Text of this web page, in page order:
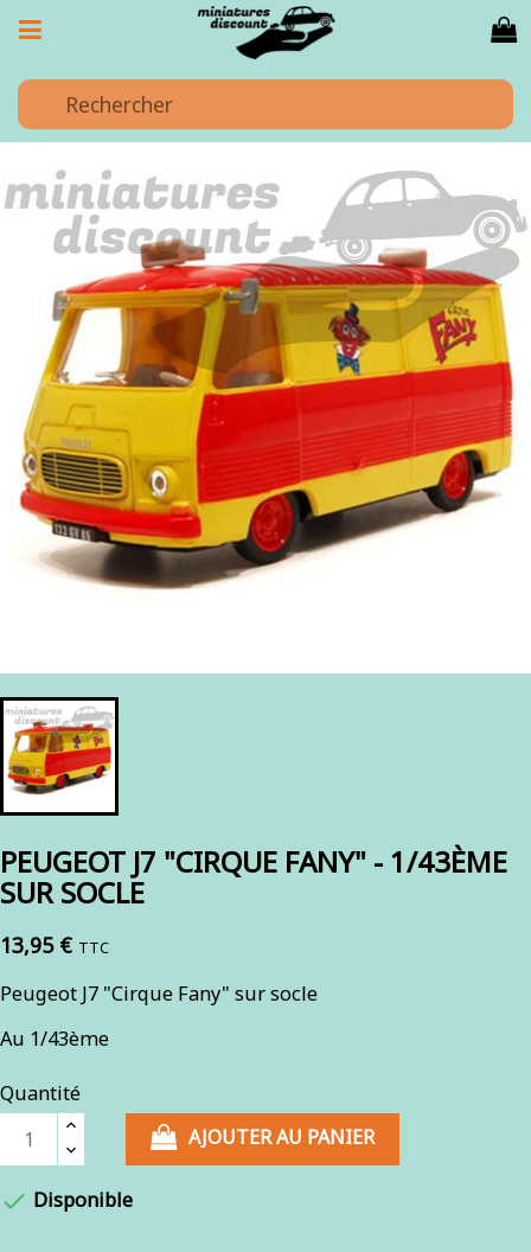
PEUGEOT J7 "CIRQUE FANY" - 1/43ÈME
SUR SOCLE
13,95 € TTC
Peugeot J7 "Cirque Fany" sur socle
Au 1/43ème
Quantité
AJOUTER AU PANIER
 Disponible